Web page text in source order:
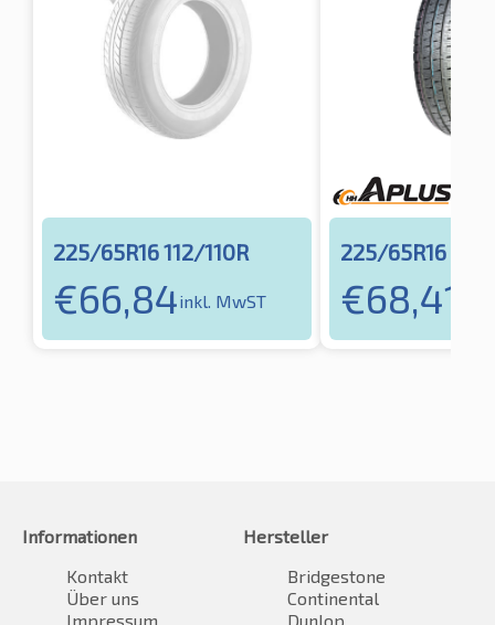
225/65R16 112/110R
€66,84inkl. MwST
225/65R16 112R
€68,41
Informationen
Kontakt
Über uns
Impressum
Hersteller
Bridgestone
Continental
Dunlop